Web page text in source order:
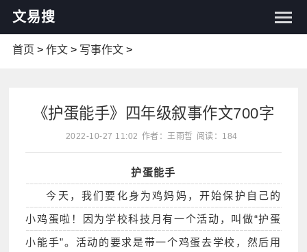
文易搜
首页 > 作文> 写事作文>
《护蛋能手》四年级叙事作文700字
2022-10-27 11:02 作者：王雨哲 阅读：184
护蛋能手
今天，我们要化身为鸡妈妈，开始保护自己的
小鸡蛋啦！因为学校科技月有一个活动，叫做“护蛋
小能手”。活动的要求是带一个鸡蛋去学校，然后用